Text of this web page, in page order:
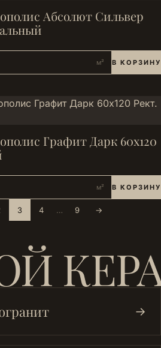
Абсолют Сильвер
м² В КОРЗИНУ
Графит Дарк 60х120
м² В КОРЗИНУ
3 4 … 9 →
→